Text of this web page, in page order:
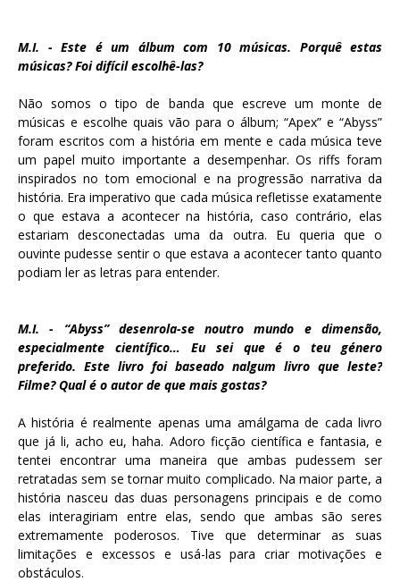
M.I. - Este é um álbum com 10 músicas. Porquê estas
músicas? Foi difícil escolhê-las?
Não somos o tipo de banda que escreve um monte de
músicas e escolhe quais vão para o álbum; “Apex” e “Abyss”
foram escritos com a história em mente e cada música teve
um papel muito importante a desempenhar. Os riffs foram
inspirados no tom emocional e na progressão narrativa da
história. Era imperativo que cada música refletisse exatamente
o que estava a acontecer na história, caso contrário, elas
estariam desconectadas uma da outra. Eu queria que o
ouvinte pudesse sentir o que estava a acontecer tanto quanto
podiam ler as letras para entender.
M.I. - “Abyss” desenrola-se noutro mundo e dimensão,
especialmente científico… Eu sei que é o teu género
preferido. Este livro foi baseado nalgum livro que leste?
Filme? Qual é o autor de que mais gostas?
A história é realmente apenas uma amálgama de cada livro
que já li, acho eu, haha. Adoro ficção científica e fantasia, e
tentei encontrar uma maneira que ambas pudessem ser
retratadas sem se tornar muito complicado. Na maior parte, a
história nasceu das duas personagens principais e de como
elas interagiriam entre elas, sendo que ambas são seres
extremamente poderosos. Tive que determinar as suas
limitações e excessos e usá-las para criar motivações e
obstáculos.